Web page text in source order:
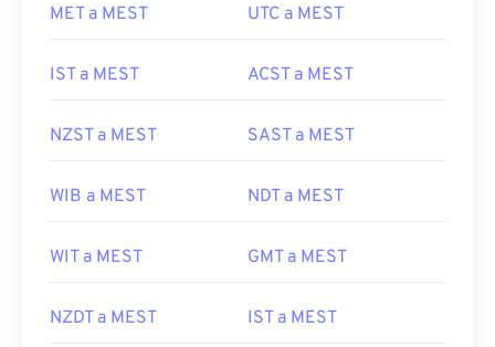
MET a MEST UTC a MEST
IST a MEST ACST a MEST
NZST a MEST SAST a MEST
WIB a MEST NDT a MEST
WIT a MEST GMT a MEST
NZDT a MEST IST a MEST